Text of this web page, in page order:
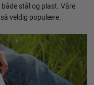
stål og plast. Våre
veldig populære.